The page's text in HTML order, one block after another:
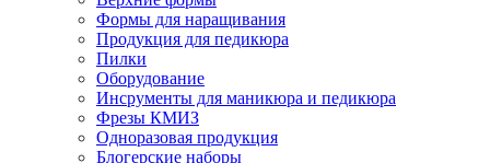
Формы для наращивания
Продукция для педикюра
Пилки
Оборудование
Инсрументы для маникюра и педикюра
Фрезы КМИЗ
Одноразовая продукция
Блогерские наборы